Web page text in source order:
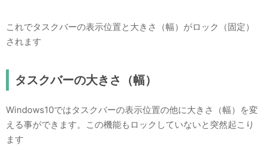
これでタスクバーの表示位置と大きさ（幅）がロック（固定）
されます
タスクバーの大きさ（幅）
Windows10ではタスクバーの表示位置の他に大きさ（幅）を変
える事ができます。この機能もロックしていないと突然起こり
ます